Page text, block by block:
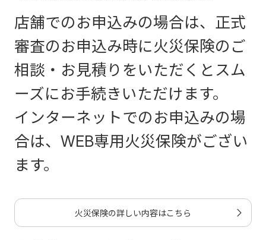
店舗でのお申込みの場合は、正式
審査のお申込み時に火災保険のご
相談・お見積りをいただくとスム
ーズにお手続きいただけます。
インターネットでのお申込みの場
合は、WEB専用火災保険がござい
ます。
火災保険の詳しい内容はこちら